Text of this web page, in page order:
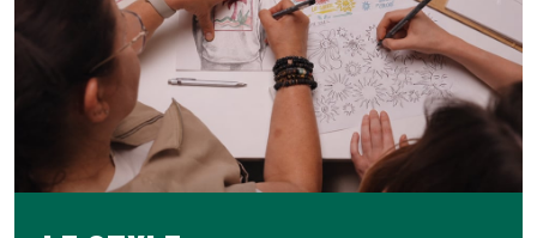
coton issu de l'agriculture biologique n'utilisent pas
d'irrigation artificielle et se contentent de l'eau de pluie
Affichez votre passion pour l'automobile avec ce t-shirt au
caractère bien trempé. Son imprimé vintage au dos en fait
une pièce forte qui se suffit à elle-même. Pour un look
décontracté et efficace, associez-le simplement à un jean
baskets pour un style parfait pour vos sorties du week-